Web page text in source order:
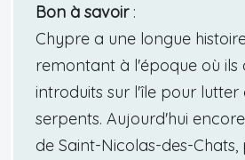
Bon à savoir:
Chypre a une longue
remontant à l'époque où ils
introduits sur l'île pour lutter
serpents. Aujourd'hui
de Saint-Nicolas-des-Chats,